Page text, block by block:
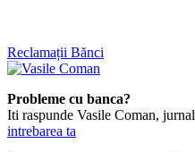
Skip
to
Reclamații Bănci
Probleme cu banca?
Iti raspunde Vasile Coman,
intrebarea ta